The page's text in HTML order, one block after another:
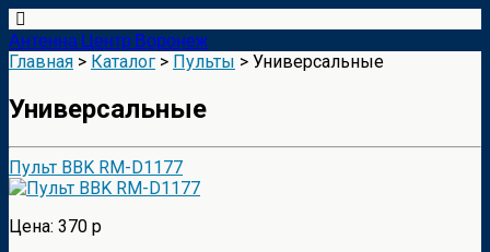
Антенна Центр Воронеж
Главная > Каталог > Пульты > Универсальные
Универсальные
Пульт BBK RM-D1177
Цена: 370 р